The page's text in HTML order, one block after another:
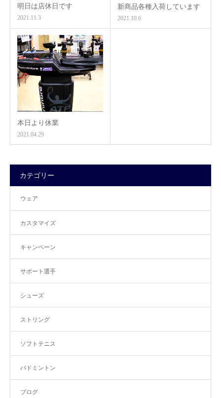
明日は店休日です
2021.11.3
新商品各種入荷しています
2021.10.6
本日より休業
2021.04.29
カテゴリー
ウェア
カスタマイズ
キャンペーン
サポート選手
シューズ
ストリング
ソフトテニス
バドミントン
ブログ